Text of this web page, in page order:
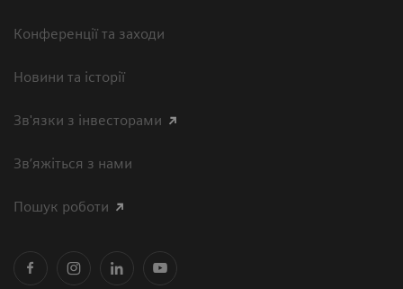
Конференції та заходи
Новини та історії
Зв'язки з інвесторами
Зв’яжіться з нами
Пошук роботи